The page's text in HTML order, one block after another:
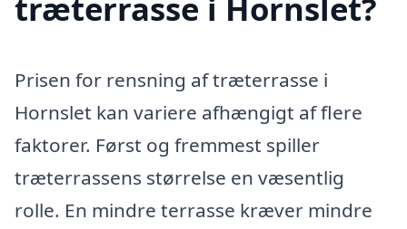
træterrasse i Hornslet?
Prisen for rensning af træterrasse i
Hornslet kan variere afhængigt af flere
faktorer. Først og fremmest spiller
træterrassens størrelse en væsentlig
rolle. En mindre terrasse kræver mindre